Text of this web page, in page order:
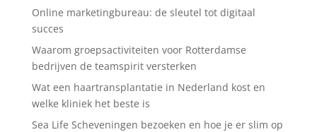
Online marketingbureau: de sleutel tot digitaal
succes
Waarom groepsactiviteiten voor Rotterdamse
bedrijven de teamspirit versterken
Wat een haartransplantatie in Nederland kost en
welke kliniek het beste is
Sea Life Scheveningen bezoeken en hoe je er slim op